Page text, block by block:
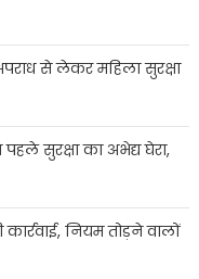
से लेकर महिला सुरक्षा
सुरक्षा का अभेद्य घेरा,
नियम तोड़ने वालों